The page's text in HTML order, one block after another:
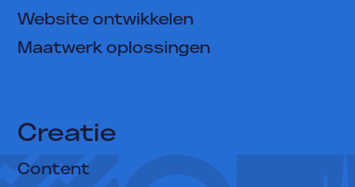
Oplossingen
Website ontwikkelen
Maatwerk oplossingen
Creatie
Content